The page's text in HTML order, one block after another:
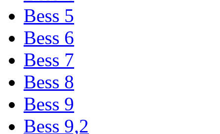
Bess 5
Bess 6
Bess 7
Bess 8
Bess 9
Bess 9,2